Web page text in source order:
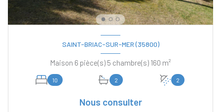
SAINT-BRIAC-SUR-MER (35800)
Maison 6 pièce(s) 5 chambre(s) 160 m²
10 2 2
Nous consulter